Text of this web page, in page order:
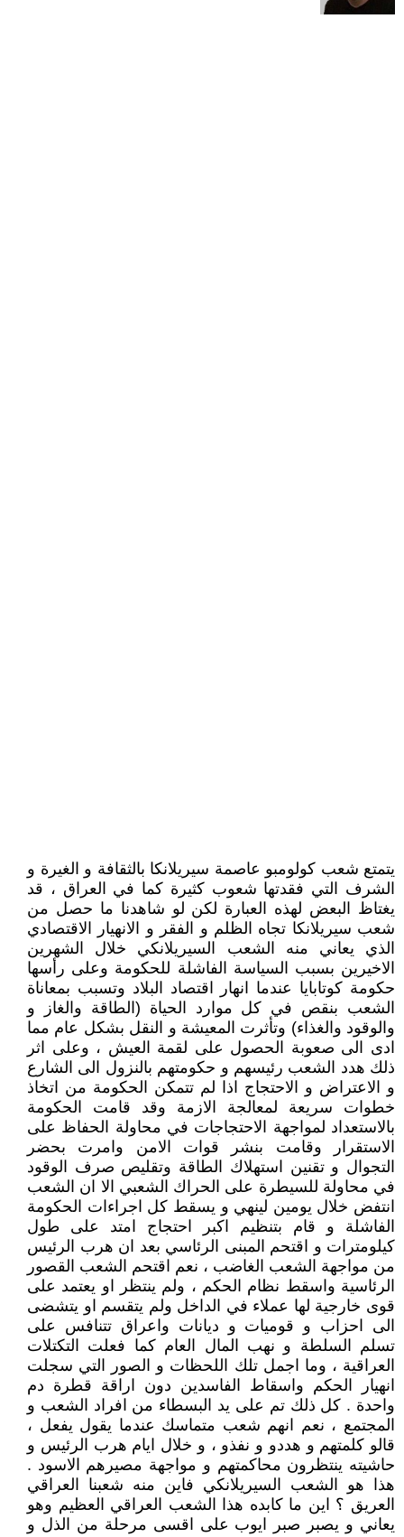
يتمتع شعب كولومبو عاصمة سيريلانكا بالثقافة و الغيرة و
الشرف التي فقدتها شعوب كثيرة كما في العراق ، قد
يغتاظ البعض لهذه العبارة لكن لو شاهدنا ما حصل من
شعب سيريلانكا تجاه الظلم و الفقر و الانهيار الاقتصادي
الذي يعاني منه الشعب السيريلانكي خلال الشهرين
الاخيرين بسبب السياسة الفاشلة للحكومة وعلى رأسها
حكومة كوتابايا عندما انهار اقتصاد البلاد وتسبب بمعاناة
الشعب بنقص في كل موارد الحياة (الطاقة والغاز و
والوقود والغذاء) وتأثرت المعيشة و النقل بشكل عام مما
ادى الى صعوبة الحصول على لقمة العيش ، وعلى اثر
ذلك هدد الشعب رئيسهم و حكومتهم بالنزول الى الشارع
و الاعتراض و الاحتجاج اذا لم تتمكن الحكومة من اتخاذ
خطوات سريعة لمعالجة الازمة وقد قامت الحكومة
بالاستعداد لمواجهة الاحتجاجات في محاولة الحفاظ على
الاستقرار وقامت بنشر قوات الامن وامرت بحضر
التجوال و تقنين استهلاك الطاقة وتقليص صرف الوقود
في محاولة للسيطرة على الحراك الشعبي الا ان الشعب
انتفض خلال يومين لينهي و يسقط كل اجراءات الحكومة
الفاشلة و قام بتنظيم اكبر احتجاج امتد على طول
كيلومترات و اقتحم المبنى الرئاسي بعد ان هرب الرئيس
من مواجهة الشعب الغاضب ، نعم اقتحم الشعب القصور
الرئاسية واسقط نظام الحكم ، ولم ينتظر او يعتمد على
قوى خارجية لها عملاء في الداخل ولم يتقسم او يتشضى
الى احزاب و قوميات و ديانات واعراق تتنافس على
تسلم السلطة و نهب المال العام كما فعلت التكتلات
العراقية ، وما اجمل تلك اللحظات و الصور التي سجلت
انهيار الحكم واسقاط الفاسدين دون اراقة قطرة دم
واحدة . كل ذلك تم على يد البسطاء من افراد الشعب و
المجتمع ، نعم انهم شعب متماسك عندما يقول يفعل ،
قالو كلمتهم و هددو و نفذو ، و خلال ايام هرب الرئيس و
حاشيته ينتظرون محاكمتهم و مواجهة مصيرهم الاسود .
هذا هو الشعب السيريلانكي فاين منه شعبنا العراقي
العريق ؟ اين ما كابده هذا الشعب العراقي العظيم وهو
يعاني و يصبر صبر ايوب على اقسى مرحلة من الذل و